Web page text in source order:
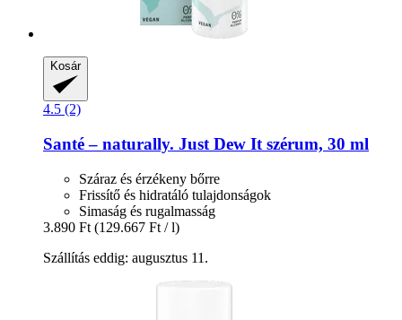
Kosár
4.5 (2)
Santé – naturally. Just Dew It szérum, 30 ml
Száraz és érzékeny bőrre
Frissítő és hidratáló tulajdonságok
Simaság és rugalmasság
3.890 Ft (129.667 Ft / l)
Szállítás eddig: augusztus 11.